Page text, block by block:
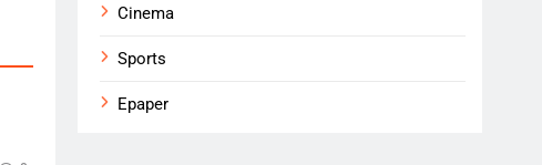
Cinema
Sports
Epaper